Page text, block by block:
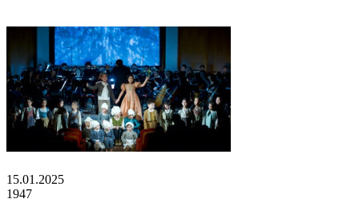
15.01.2025
1947